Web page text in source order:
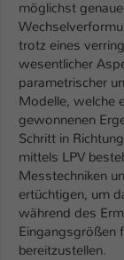
möglichst
trotz eines
wesentlicher
parametrischer
Modelle, welche
gewonnenen
Schritt in
mittels LPV
Messtechniken
ertüchtigen, um
während des
Eingangsgrößen
bereitzustellen.